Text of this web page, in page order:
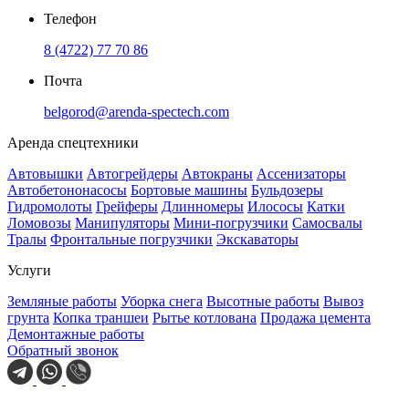
Телефон
8 (4722) 77 70 86
Почта
belgorod@arenda-spectech.com
Аренда спецтехники
Автовышки Автогрейдеры Автокраны Ассенизаторы
Автобетононасосы Бортовые машины Бульдозеры
Гидромолоты Грейферы Длинномеры Илососы Катки
Ломовозы Манипуляторы Мини-погрузчики Самосвалы
Тралы Фронтальные погрузчики Экскаваторы
Услуги
Земляные работы Уборка снега Высотные работы Вывоз
грунта Копка траншеи Рытье котлована Продажа цемента
Демонтажные работы
Обратный звонок